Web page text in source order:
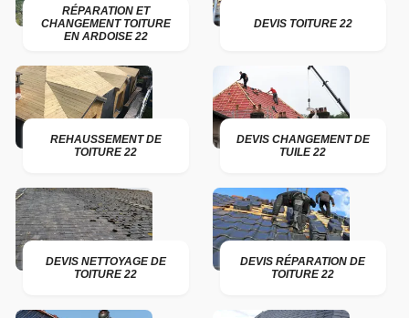
RÉPARATION ET
CHANGEMENT TOITURE
EN ARDOISE 22
DEVIS TOITURE 22
REHAUSSEMENT DE
TOITURE 22
DEVIS CHANGEMENT DE
TUILE 22
DEVIS NETTOYAGE DE
TOITURE 22
DEVIS RÉPARATION DE
TOITURE 22